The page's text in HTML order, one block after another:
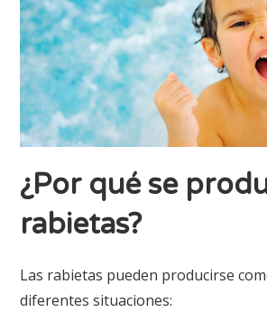
¿Por qué se
rabietas?
Las rabietas pueden producirse
diferentes situaciones: